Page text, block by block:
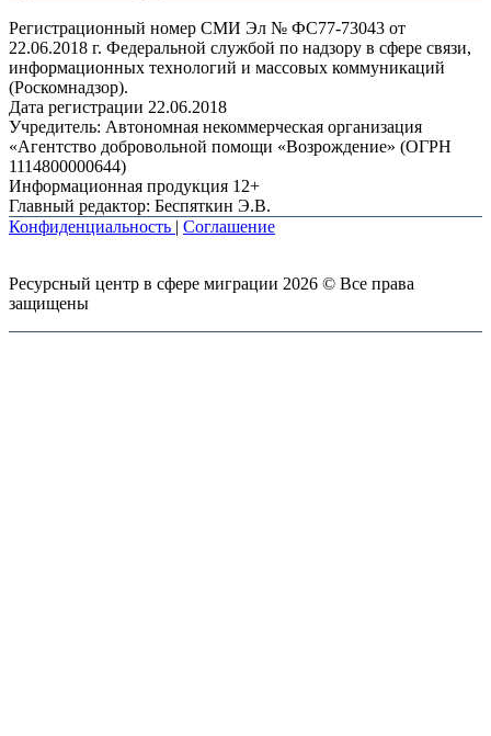
Регистрационный номер СМИ Эл № ФС77-73043 от
22.06.2018 г. Федеральной службой по надзору в сфере связи,
информационных технологий и массовых коммуникаций
(Роскомнадзор).
Дата регистрации 22.06.2018
Учредитель: Автономная некоммерческая организация
«Агентство добровольной помощи «Возрождение» (ОГРН
1114800000644)
Информационная продукция 12+
Главный редактор: Беспяткин Э.В.
Конфиденциальность | Соглашение
Ресурсный центр в сфере миграции 2026 © Все права
защищены